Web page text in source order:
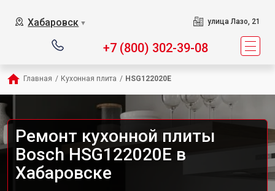
Хабаровск ▼ улица Лазо, 21
+7 (800) 302-39-08
Главная / Кухонная плита / HSG122020E
Ремонт кухонной плиты
Bosch HSG122020E в
Хабаровске